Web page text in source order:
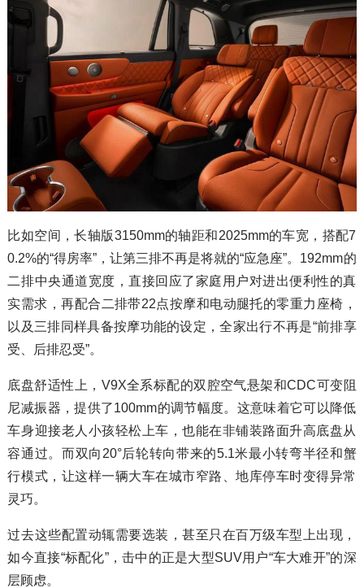
比如空间，长轴版3150mm的轴距和2025mm的车宽，搭配7
0.2%的“得房率”，让第三排不再是将就的“应急座”。192mm的
二排中央通道宽度，直接回应了家庭用户对进出便利性的真
实需求，再配合二排带22点按摩和电动腿托的零重力座椅，
以及三排同样具备按摩功能的设定，全家出行不再是“前排享
受、后排忍受”。
底盘舒适性上，V9X全系标配的双腔空气悬架和CDC可变阻
尼减振器，提供了100mm的调节幅度。这意味着它可以降低
车身迎接老人小孩轻松上车，也能在非铺装路面升高底盘从
容通过。而双向20°后轮转向带来的5.1米最小转弯半径和蟹
行模式，让这样一辆大车在城市窄路、地库停车时变得异常
灵巧。
过去这些配置动辄需要选装，甚至只在百万级车型上出现，
如今直接“标配化”，击中的正是大型SUV用户“车大难开”的深
层顾虑。